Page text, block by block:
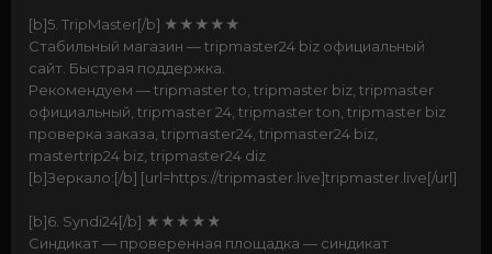
[b]5. TripMaster[/b] ★★★★★
Стабильный магазин — tripmaster24 biz официальный
сайт. Быстрая поддержка.
Рекомендуем — tripmaster to, tripmaster biz, tripmaster
официальный, tripmaster 24, tripmaster ton, tripmaster biz
проверка заказа, tripmaster24, tripmaster24 biz,
mastertrip24 biz, tripmaster24 diz
[b]Зеркало:[/b] [url=https://tripmaster.live]tripmaster.live[/url]
[b]6. Syndi24[/b] ★★★★★
Синдикат — проверенная площадка — синдикат